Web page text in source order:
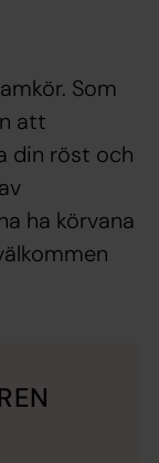
Som
att
din röst och
ha körvana